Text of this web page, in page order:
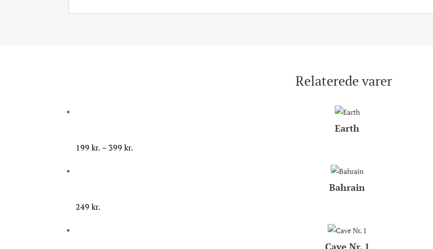
Relaterede varer
Earth
199kr.– 399kr.Prisinterval:
Bahrain
249kr.
Cave Nr. 1